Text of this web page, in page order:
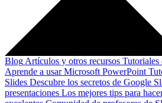
Blog Artículos y otros recursos Tutoriales
Aprende a usar Microsoft PowerPoint
Slides Descubre los secretos de Google
presentaciones Los mejores tips para